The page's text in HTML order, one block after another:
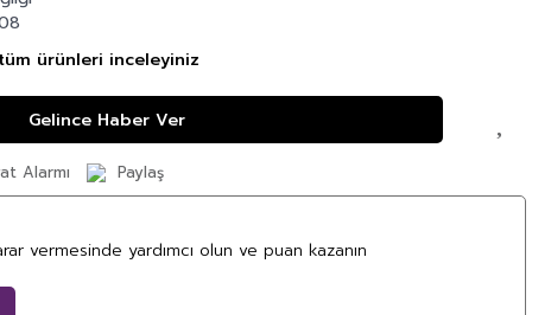
ürünleri inceleyiniz
Gelince Haber Ver
Alarmı Paylaş
vermesinde yardımcı olun ve puan kazanın